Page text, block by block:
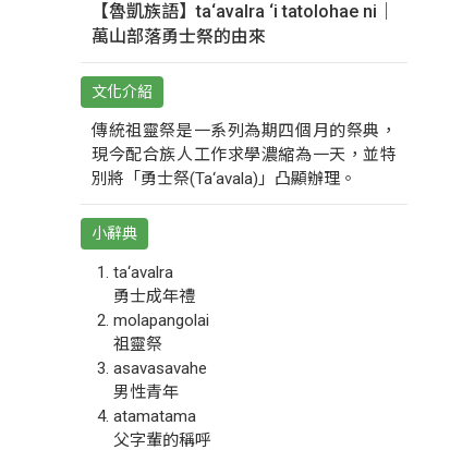
【魯凱族語】ta‘avalra ‘i tatolohae ni｜
萬山部落勇士祭的由來
文化介紹
傳統祖靈祭是一系列為期四個月的祭典，
現今配合族人工作求學濃縮為一天，並特
別將「勇士祭(Ta‘avala)」凸顯辦理。
小辭典
ta‘avalra
勇士成年禮
molapangolai
祖靈祭
asavasavahe
男性青年
atamatama
父字輩的稱呼